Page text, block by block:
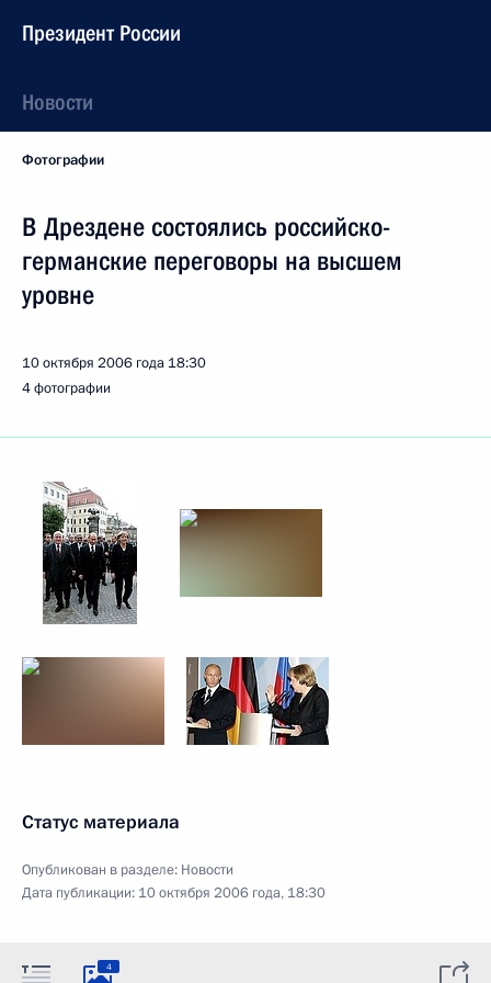
Президент России
Новости
Фотографии
В Дрездене состоялись российско-
германские переговоры на высшем
уровне
10 октября 2006 года 18:30
4 фотографии
Статус материала
Опубликован в разделе: Новости
Дата публикации: 10 октября 2006 года, 18:30
4